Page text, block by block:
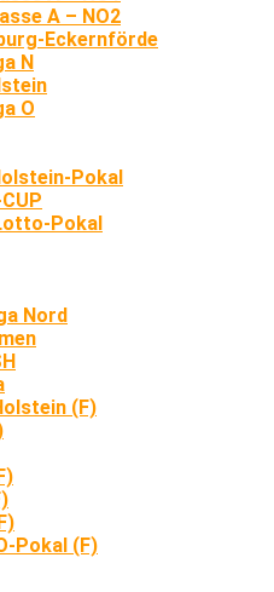
A – NO2
Eckernförde
N
O
Pokal
Pokal
Nord
(F)
Pokal (F)